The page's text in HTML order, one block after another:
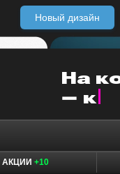
Новый дизайн
АКЦИИ +10